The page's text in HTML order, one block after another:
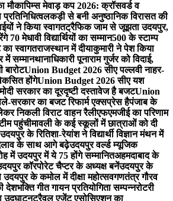
मौकापिम्स मेवाड़ कप 2026: क्रॉसवर्ड व
लकड़ी से बनी अनुष्ठानिक विरासत की
ने किया स्वागतट्रैफिक जाम से जूझता उदयपुर,
मेधावी विद्यार्थियों का सम्मान500 के स्टाम्प
स्वागतराजस्थान में दीयाकुमारी ने पेश किया
में सम्मानथानाधिकारी पूनाराम गुर्जर को विदाई,
बारोटUnion Budget 2026 सीए पल्लवी नाहर-
होंगेUnion Budget 2026 सीए यश
सरकार का दूरदृष्टी दस्तावेज है बजटUnion
सरकार का बजट रिफार्म एक्सप्रेस हैपंजाब के
निकली विराट वाहन रैलीएफएमजीई का परिणाम
पहुंचीमावली के कई स्कूलों में छात्राओं को दी
के रितिशा-रेयांश ने विद्यार्थी विज्ञान मंथन में
के साथ आगे बढ़ेउदयपुर वर्ल्ड म्यूजिक
में उदयपुर में ये 75 होंगे सम्मानितअहमदाबाद के
कॉरपोरेट चैप्टर के अध्यक्ष बनेंउदयपुर के
के कमोल में दीक्षा महोत्सवगणतंत्र गौरव
गीत गायन प्रतियोगिता सम्पन्नरोटरी
उदघाटनट्रैवल एजेंट एसोसिएशन का